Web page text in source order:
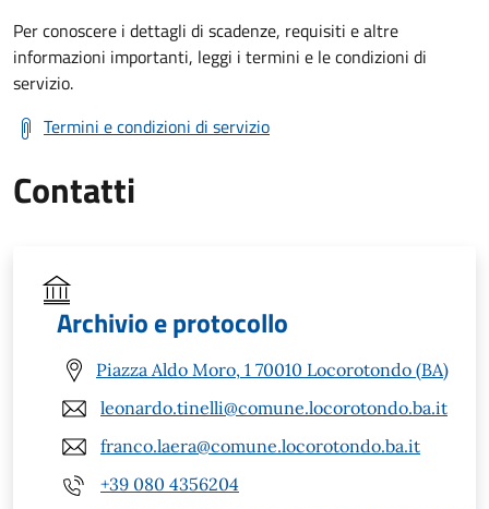
Per conoscere i dettagli di scadenze, requisiti e altre
informazioni importanti, leggi i termini e le condizioni di
servizio.
Termini e condizioni di servizio
Contatti
Archivio e protocollo
Piazza Aldo Moro, 1 70010 Locorotondo (BA)
leonardo.tinelli@comune.locorotondo.ba.it
franco.laera@comune.locorotondo.ba.it
+39 080 4356204